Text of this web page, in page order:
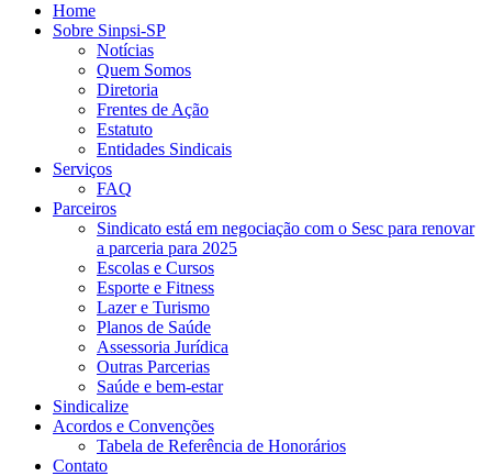
Home
Sobre Sinpsi-SP
Notícias
Quem Somos
Diretoria
Frentes de Ação
Estatuto
Entidades Sindicais
Serviços
FAQ
Parceiros
Sindicato está em negociação com o Sesc para renovar
a parceria para 2025
Escolas e Cursos
Esporte e Fitness
Lazer e Turismo
Planos de Saúde
Assessoria Jurídica
Outras Parcerias
Saúde e bem-estar
Sindicalize
Acordos e Convenções
Tabela de Referência de Honorários
Contato